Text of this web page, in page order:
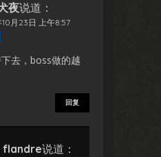
夜说道：
月23日 上午8:57
去，boss做的越
回复
flandre说道：